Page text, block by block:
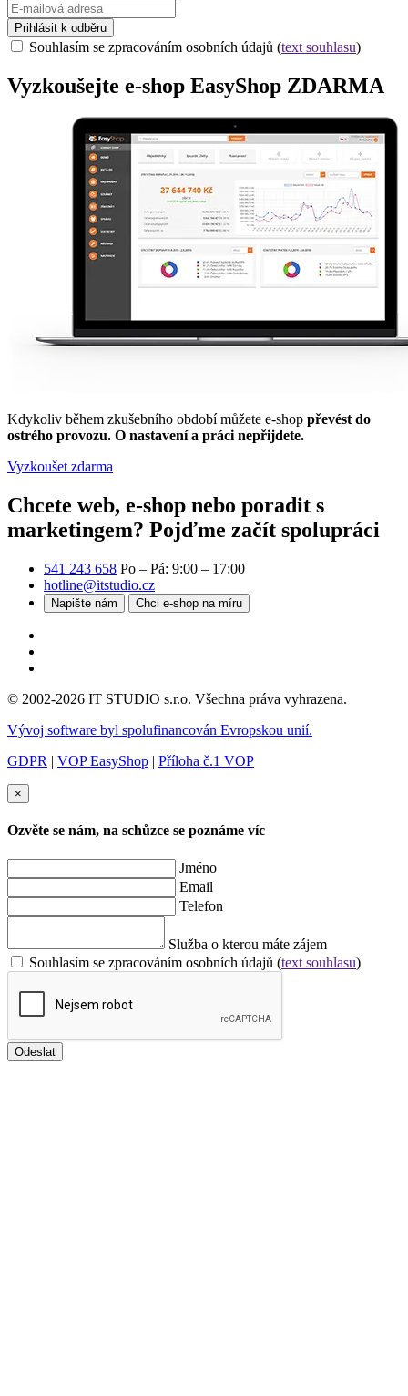
Prihlásit k odběru
Souhlasím se zpracováním osobních údajů (text souhlasu)
Vyzkoušejte e-shop EasyShop ZDARMA
Kdykoliv během zkušebního období můžete e-shop převést do
ostrého provozu. O nastavení a práci nepřijdete.
Vyzkoušet zdarma
Chcete web, e-shop nebo poradit s
marketingem? Pojďme začít spolupráci
541 243 658 Po – Pá: 9:00 – 17:00
hotline@itstudio.cz
Napište nám Chci e-shop na míru
© 2002-2026 IT STUDIO s.r.o. Všechna práva vyhrazena.
Vývoj software byl spolufinancován Evropskou unií.
GDPR | VOP EasyShop | Příloha č.1 VOP
×
Ozvěte se nám, na schůzce se poznáme víc
Jméno
Email
Telefon
Služba o kterou máte zájem
Souhlasím se zpracováním osobních údajů (text souhlasu)
Odeslat